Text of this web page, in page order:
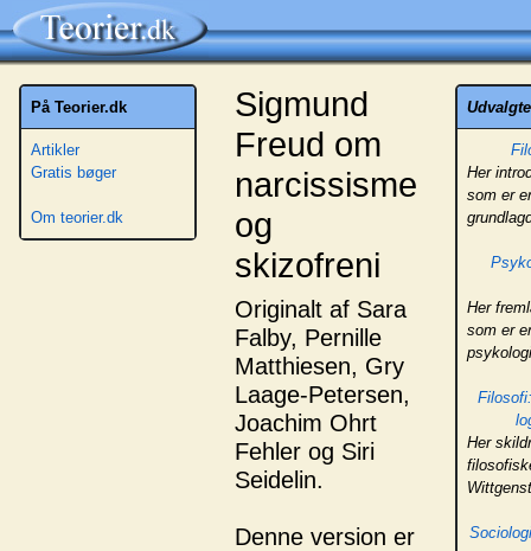
På Teorier.dk
Artikler
Gratis bøger
Om teorier.dk
Sigmund
Freud om
narcissisme
og
skizofreni
Originalt af Sara
Falby, Pernille
Matthiesen, Gry
Laage-Petersen,
Joachim Ohrt
Fehler og Siri
Seidelin.
Denne version er
Her
som er
Her
som er
Her